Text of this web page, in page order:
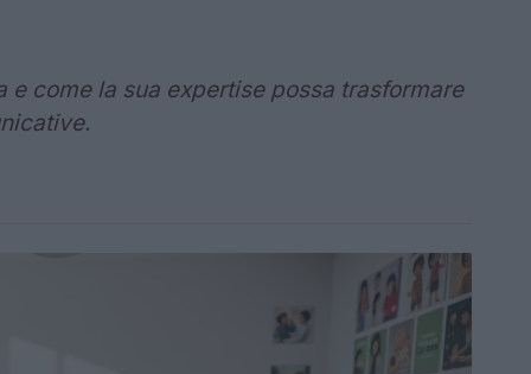
come la sua expertise possa trasformare